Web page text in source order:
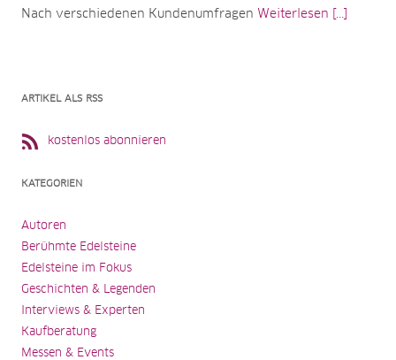
Nach verschiedenen Kundenumfragen Weiterlesen [...]
ARTIKEL ALS RSS
kostenlos abonnieren
KATEGORIEN
Autoren
Berühmte Edelsteine
Edelsteine im Fokus
Geschichten & Legenden
Interviews & Experten
Kaufberatung
Messen & Events